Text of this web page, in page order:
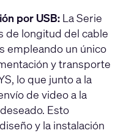
por USB: La Serie
de longitud del cable
empleando un único
y transporte
lo que junto a la
de video a la
Esto
y la instalación